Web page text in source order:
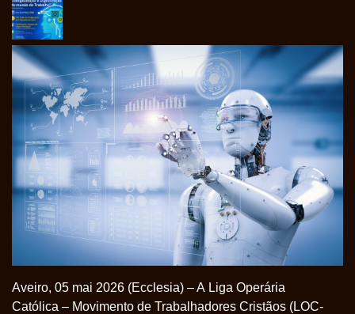
Aveiro, 05 mai 2026 (Ecclesia) – A Liga Operária
Católica – Movimento de Trabalhadores Cristãos (LOC-